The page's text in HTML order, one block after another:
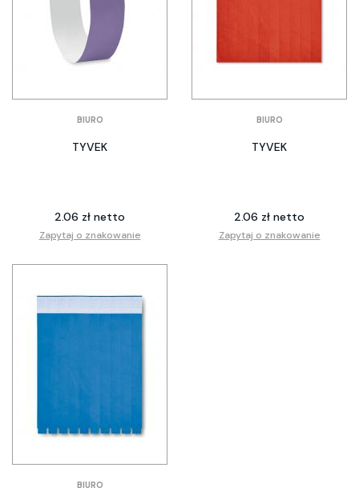
BIURO
TYVEK
2.06 zł netto
Zapytaj o znakowanie
BIURO
TYVEK
2.06 zł netto
Zapytaj o znakowanie
BIURO